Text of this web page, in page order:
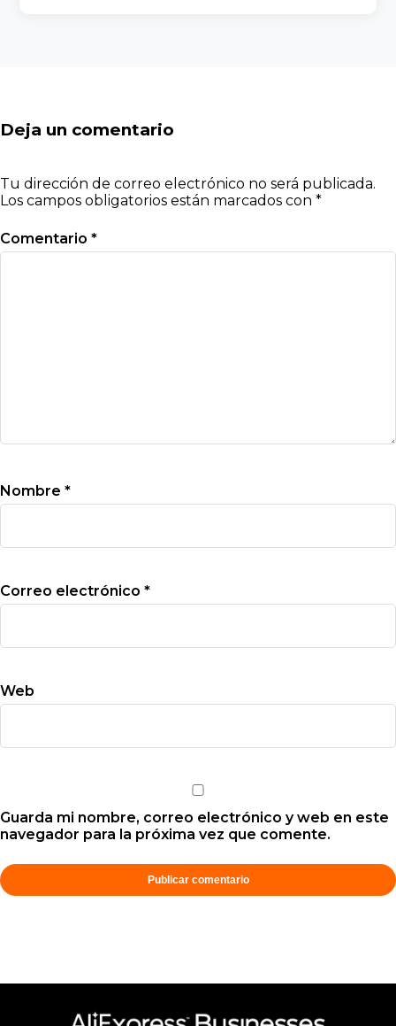
Deja un comentario
Tu dirección de correo electrónico no será publicada.
Los campos obligatorios están marcados con *
Comentario *
Nombre *
Correo electrónico *
Web
Guarda mi nombre, correo electrónico y web en este
navegador para la próxima vez que comente.